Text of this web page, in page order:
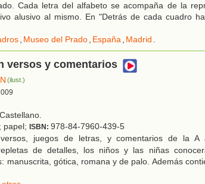
Cada letra del alfabeto se acompaña de la
alusivo al mismo. En "Detrás de cada cuadro
, Museo del Prado, España, Madrid .
versos y comentarios
(ilust.)
papel; ISBN: 978-84-7960-439-5
juegos de letras, y comentarios de la
de detalles, los niños y las niñas
manuscrita, gótica, romana y de palo. Además